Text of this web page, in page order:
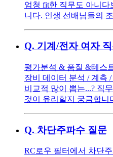
엄청 fit한 직무도 아니
니다. 인생 선배님들의
Q. 기계/전자 여자
평가분석 & 품질 &테스
장비 데이터 분석 / 계측
비교적 많이 뽑는...? 직
것이 유리할지 궁금합니
Q. 차단주파수 질문
RC로우 필터에서 차단